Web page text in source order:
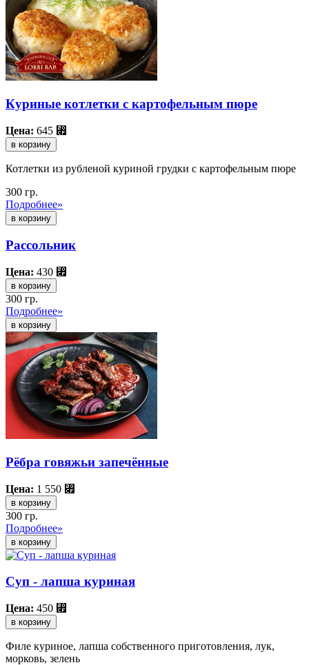
Куриные котлетки с картофельным пюре
Цена: 645 ⃏
в корзину
Котлетки из рубленой куриной грудки с картофельным пюре
300 гр.
Подробнее»
Рассольник
Цена: 430 ⃏
в корзину
300 гр.
Подробнее»
Рёбра говяжьи запечённые
Цена: 1 550 ⃏
в корзину
300 гр.
Подробнее»
Суп - лапша куриная
Цена: 450 ⃏
в корзину
Филе куриное, лапша собственного приготовления, лук,
морковь, зелень